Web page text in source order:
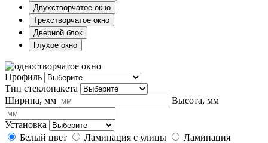
Двухстворчатое окно
Трехстворчатое окно
Дверной блок
Глухое окно
Профиль
Тип стеклопакета
Ширина, мм
Высота, мм
Установка
Белый цвет
Ламинация с улицы
Ламинация